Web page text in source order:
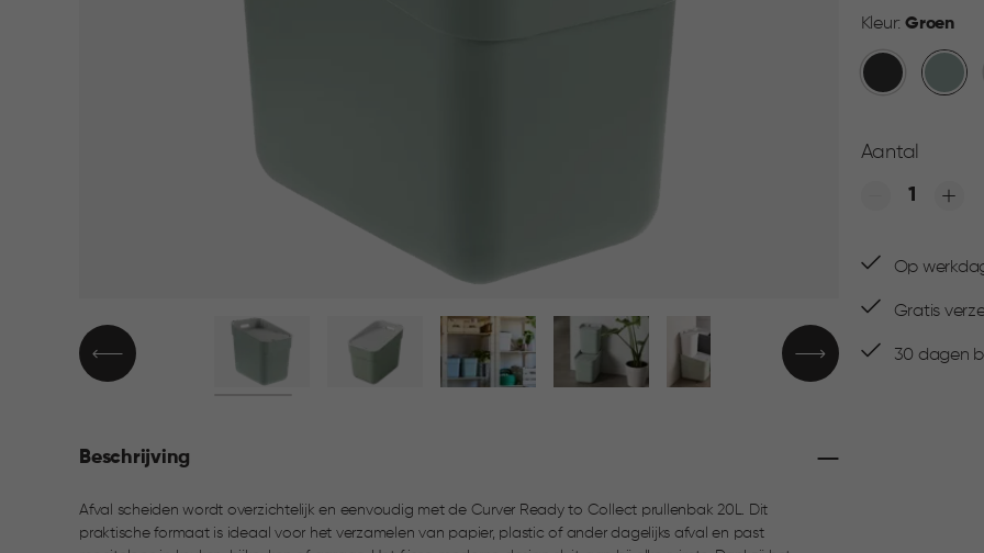
Kleur: Groen
DonkergrijsGroen
Aantal
Quantity:
Op
Gratis
30 dagen
Beschrijving
Afval scheiden wordt overzichtelijk en eenvoudig met de Curver Ready to Collect prullenbak 20L. Dit
praktische formaat is ideaal voor het verzamelen van papier, plastic of ander dagelijks afval en past